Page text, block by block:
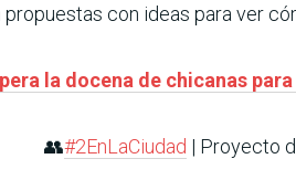
con ideas para ver
la docena de chicanas
👥#2EnLaCiudad | Proyecto